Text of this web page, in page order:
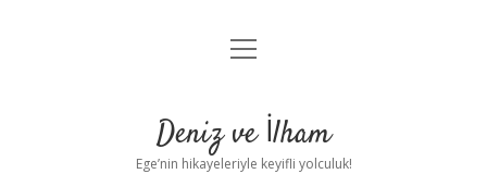
Anasayfa
Yasal Uyarı
menüyü
Deniz ve İlham
Ege’nin hikayeleriyle keyifli yolculuk!